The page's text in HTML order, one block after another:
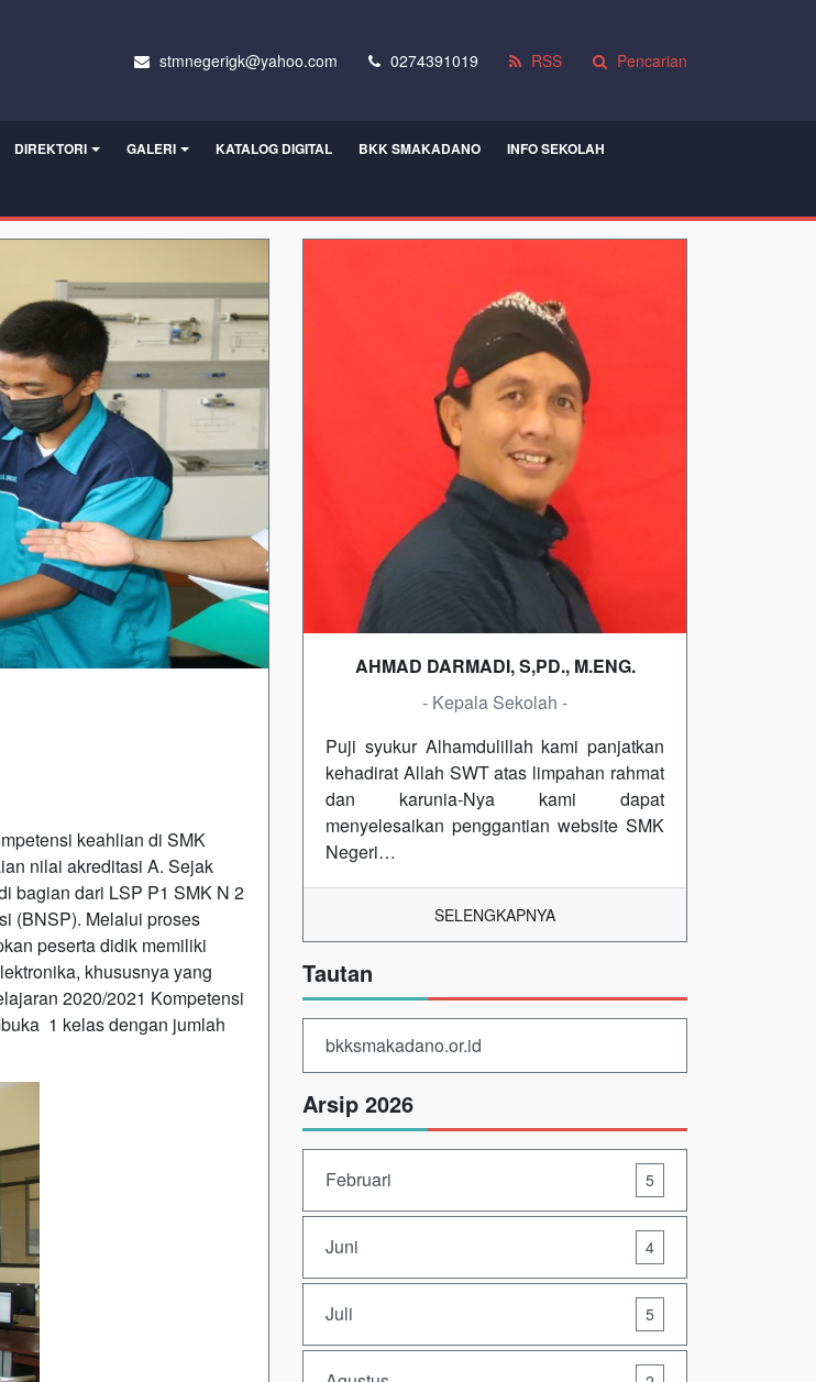
stmnegerigk@yahoo.com 0274391019 RSS Pencarian
DIREKTORI GALERI KATALOG DIGITAL BKK SMAKADANO INFO SEKOLAH
keahlian di SMK
nilai akreditasi A. Sejak
bagian dari LSP P1 SMK N 2
(BNSP). Melalui proses
peserta didik memiliki
khususnya yang
2020/2021 Kompetensi
1 kelas dengan jumlah
AHMAD DARMADI, S,PD., M.ENG.
- Kepala Sekolah -
Puji syukur Alhamdulillah kami panjatkan
kehadirat Allah SWT atas limpahan rahmat
dan karunia-Nya kami dapat
menyelesaikan penggantian website SMK
Negeri…
SELENGKAPNYA
Tautan
bkksmakadano.or.id
Arsip 2026
Februari 5
Juni 4
Juli 5